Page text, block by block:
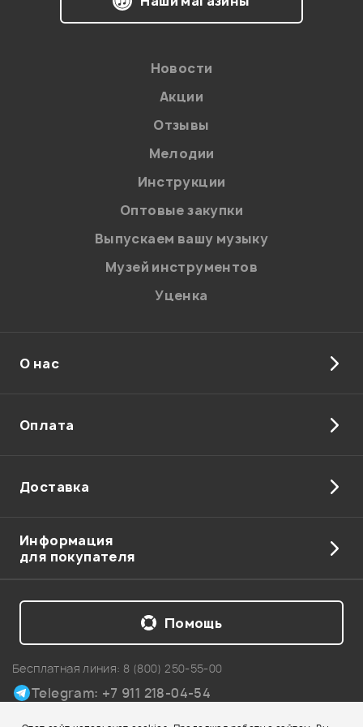
на обработку персональных данных в
Политикой в отношении обработки
персональных данных.
Введите проверочное число:
Отправить
Новости
Акции
Отзывы
Мелодии
Инструкции
Оптовые закупки
Выпускаем вашу музыку
Музей инструментов
Уценка
О нас
Оплата
Доставка
Информация
для покупателя
Бесплатная линия: 8 (800) 250-55-00
Telegram: +7 911 218-04-54
Помощь